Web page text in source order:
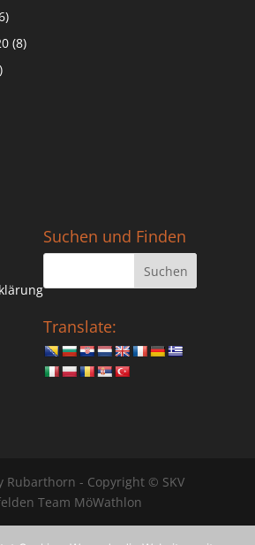
(8)
Suchen und Finden
Translate:
Rubarthorn - Copyright © SKV
Team MöWathlon